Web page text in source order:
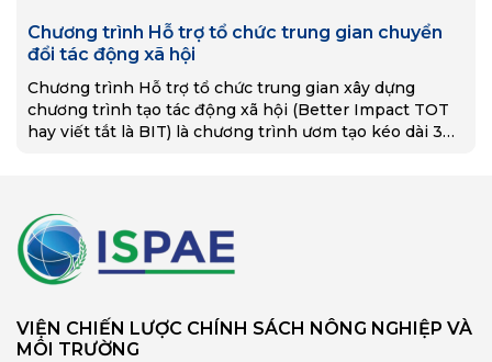
Chương trình Hỗ trợ tổ chức trung gian chuyển
đổi tác động xã hội
Chương trình Hỗ trợ tổ chức trung gian xây dựng
chương trình tạo tác động xã hội (Better Impact TOT
hay viết tắt là BIT) là chương trình ươm tạo kéo dài 3
VIỆN CHIẾN LƯỢC CHÍNH SÁCH NÔNG NGHIỆP VÀ
MÔI TRƯỜNG